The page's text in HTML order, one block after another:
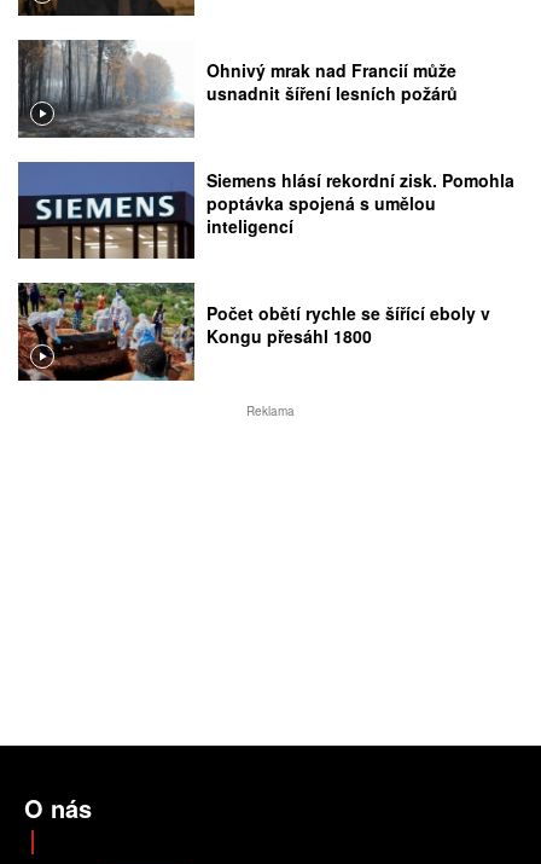
Ohnivý mrak nad Francií může
usnadnit šíření lesních požárů
Siemens hlásí rekordní zisk. Pomohla
poptávka spojená s umělou
inteligencí
Počet obětí rychle se šířící eboly v
Kongu přesáhl 1800
Reklama
O nás